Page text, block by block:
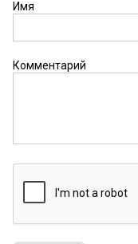
Имя
Комментарий